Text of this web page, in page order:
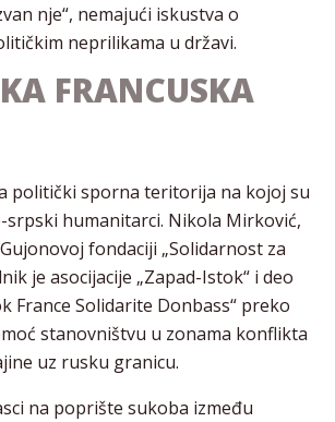
nje“, nemajući iskustva o
neprilikama u državi.
FRANCUSKA
politički sporna teritorija na kojoj su
humanitarci. Nikola Mirković,
fondaciji „Solidarnost za
je asocijacije „Zapad-Istok“ i deo
France Solidarite Donbass“ preko
stanovništvu u zonama konflikta
uz rusku granicu.
na poprište sukoba između